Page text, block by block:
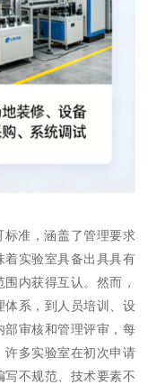
标准，涵盖了管理要求
着实验室具备出具具有
内获得互认。然而，
体系，到人员培训、设
部审核和管理评审，每
许多实验室在初次申请
写不规范、技术要素不